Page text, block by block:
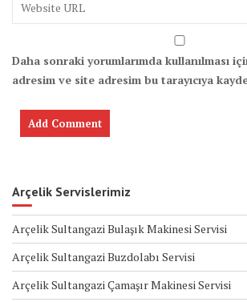
Daha sonraki yorumlarımda kullanılması
adresim ve site adresim bu tarayıcıya
Arçelik Servislerimiz
Arçelik Sultangazi Bulaşık Makinesi Servisi
Arçelik Sultangazi Buzdolabı Servisi
Arçelik Sultangazi Çamaşır Makinesi Servisi